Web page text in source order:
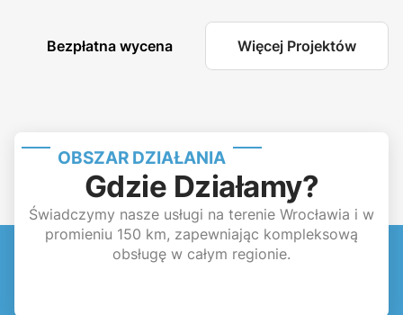
Bezpłatna wycena Więcej Projektów
OBSZAR DZIAŁANIA
Gdzie Działamy?
Świadczymy nasze usługi na terenie Wrocławia i w
promieniu 150 km, zapewniając kompleksową
obsługę w całym regionie.